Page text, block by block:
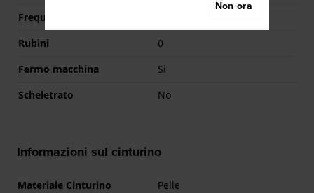
Frequenza
Rubini
0
Fermo macchina
Si
Scheletrato
No
Informazioni sul cinturino
Materiale Cinturino
Pelle
Non ora